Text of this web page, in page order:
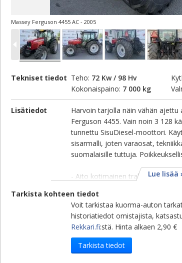
Massey Ferguson 4455 AC - 2005
Tekniset tiedot Teho: 72 Kw / 98 Hv
Kokonaispaino: 7 000 kg
Lisätiedot
Harvoin tarjolla näin vähän
Ferguson 4455. Vain noin 3 128
tunnettu SisuDiesel-moottori.
sisarmalli, joten varaosat,
suomalaisille tuttuja.
- Aito kotimainen traktoriLue lisää
Tarkista kohteen tiedot
Voit tarkistaa kuorma-auton
historiatiedot omistajista,
Rekkari.fi:stä. Hinta alkaen 2,90 €
Tarkista tiedot